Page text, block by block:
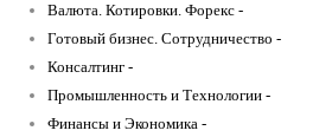
Валюта. Котировки. Форекс -
Готовый бизнес. Сотрудничество -
Консалтинг -
Промышленность и Технологии -
Финансы и Экономика -